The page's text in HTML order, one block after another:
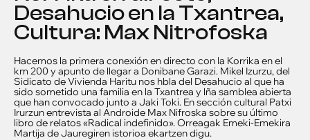
Desahucio en la Txantrea,
Cultura: Max Nitrofoska
Hacemos la primera conexión en directo con la Korrika en el
km 200 y apunto de llegar a Donibane Garazi. Mikel Izurzu, del
Sidicato de Vivienda Haritu nos hbla del Desahucio al que ha
sido sometido una familia en la Txantrea y lña samblea abierta
que han convocado junto a Jaki Toki. En sección cultural Patxi
Irurzun entrevista al Androide Max Nifroska sobre su último
libro de relatos «Radical indefinido». Orreagak Emeki-Emekira
Martija de Jauregiren istorioa ekartzen digu.